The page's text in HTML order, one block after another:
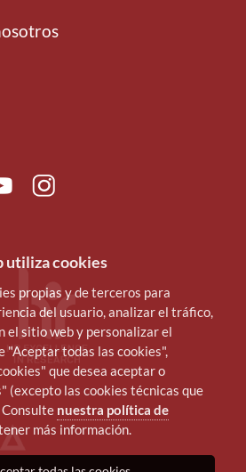
Instagram
utiliza cookies
propias y de terceros para
del usuario, analizar el tráfico,
el sitio web y personalizar el
"Aceptar todas las cookies",
que desea aceptar o
(excepto las cookies técnicas que
nuestra política de
más información.